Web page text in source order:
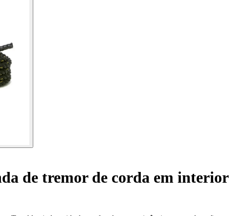
de tremor de corda em interior